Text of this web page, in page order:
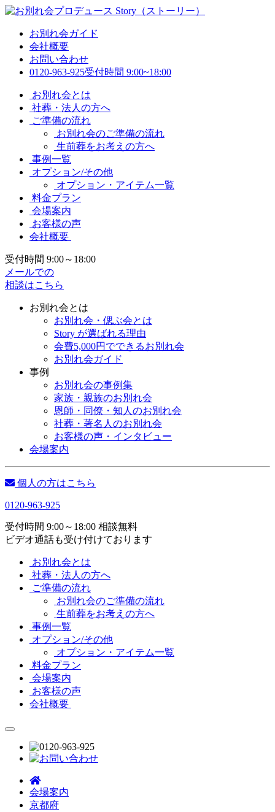
お別れ会ガイド
会社概要
お問い合わせ
0120-963-925受付時間 9:00~18:00
お別れ会とは
社葬・法人の方へ
ご準備の流れ
お別れ会のご準備の流れ
生前葬をお考えの方へ
事例一覧
オプション/その他
オプション・アイテム一覧
料金プラン
会場案内
お客様の声
会社概要
受付時間 9:00～18:00
メールでの
相談はこちら
お別れ会とは
お別れ会・偲ぶ会とは
Story が選ばれる理由
会費5,000円でできるお別れ会
お別れ会ガイド
事例
お別れ会の事例集
家族・親族のお別れ会
恩師・同僚・知人のお別れ会
社葬・著名人のお別れ会
お客様の声・インタビュー
会場案内
個人の方はこちら
0120-963-925
受付時間 9:00～18:00 相談無料
ビデオ通話も受け付けております
お別れ会とは
社葬・法人の方へ
ご準備の流れ
お別れ会のご準備の流れ
生前葬をお考えの方へ
事例一覧
オプション/その他
オプション・アイテム一覧
料金プラン
会場案内
お客様の声
会社概要
会場案内
京都府